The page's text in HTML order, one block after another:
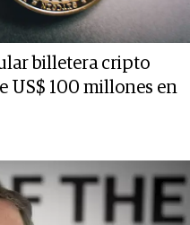
billetera cripto
US$ 100 millones en